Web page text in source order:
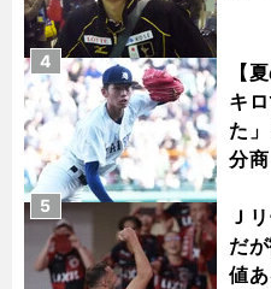
【
キ
た
分
4
Ｊ
だ
値
5